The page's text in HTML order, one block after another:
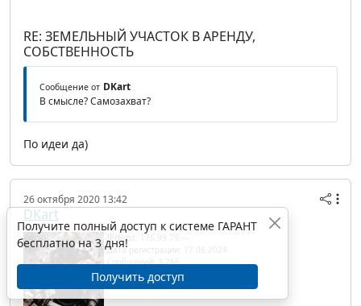
RE: ЗЕМЕЛЬНЫЙ УЧАСТОК В АРЕНДУ,
СОБСТВЕННОСТЬ
Сообщение от DKart
В смысле? Самозахват?
По идеи да)
26 октября 2020 13:42
DKart
IP/Host: 176.99.79.---
Дата регистрации: 17.06.2024
Сообщений: 3 266
Получите полный доступ к системе ГАРАНТ
бесплатно на 3 дня!
Получить доступ